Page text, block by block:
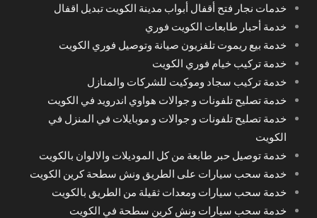
خدمات نجار فتح أقفال أبواب مدينة الكويت تبديل اقفال
خدمة أحبار طابعات الكويت فوري
خدمة بيع ريموت تلفزيون صيانة وتوصيل فوري الكويت
خدمة تركيب خيام فوري الكويت
خدمة تركيب سجاد وموكيت للشركات والمنازل
خدمة تصليح تلفونات و جوالات هواوي اندرويد في الكويت
خدمة تصليح تلفونات و جوالات و موبايلات في المنزل في
الكويت
خدمة توصيل حبر طابعة من كل الموديلات والالوان بالكويت
خدمة سحب سيارات على الطريق ونش سطحة كرين الكويت
خدمة سحب سيارات ومعدات ثقيلة من الطريق بالكويت
خدمة سحب سيارات ونش كرين سطحة في الكويت